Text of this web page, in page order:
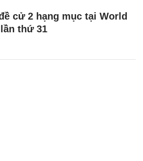
cử 2 hạng mục tại World
thứ 31